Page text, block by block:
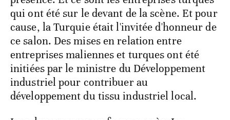
qui ont été sur le devant de la scène. Et pour
cause, la Turquie était l'invitée d'honneur de
ce salon. Des mises en relation entre
entreprises maliennes et turques ont été
initiées par le ministre du Développement
industriel pour contribuer au
développement du tissu industriel local.